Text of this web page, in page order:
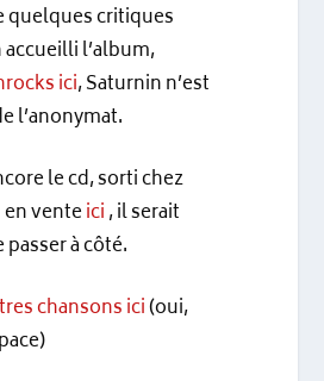
quelques critiques
l’album,
ici, Saturnin n’est
l’anonymat.
le cd, sorti chez
venteici, il serait
à côté.
chansons ici(oui,